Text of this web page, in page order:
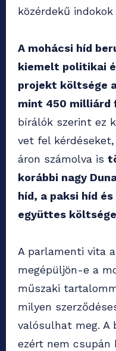
közérdekű
A mohácsi híd
kiemelt politikai
projekt költsége
mint 450 milliárd
bírálók szerint ez
vet fel
áron számolva is
korábbi nagy
híd, a paksi híd
együttes
A parlamenti vita
megépüljön-e a
műszaki
milyen
valósulhat meg. A
ezért nem csupán